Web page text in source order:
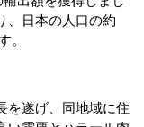
、日本の人口の約
。
を遂げ、同地域に住